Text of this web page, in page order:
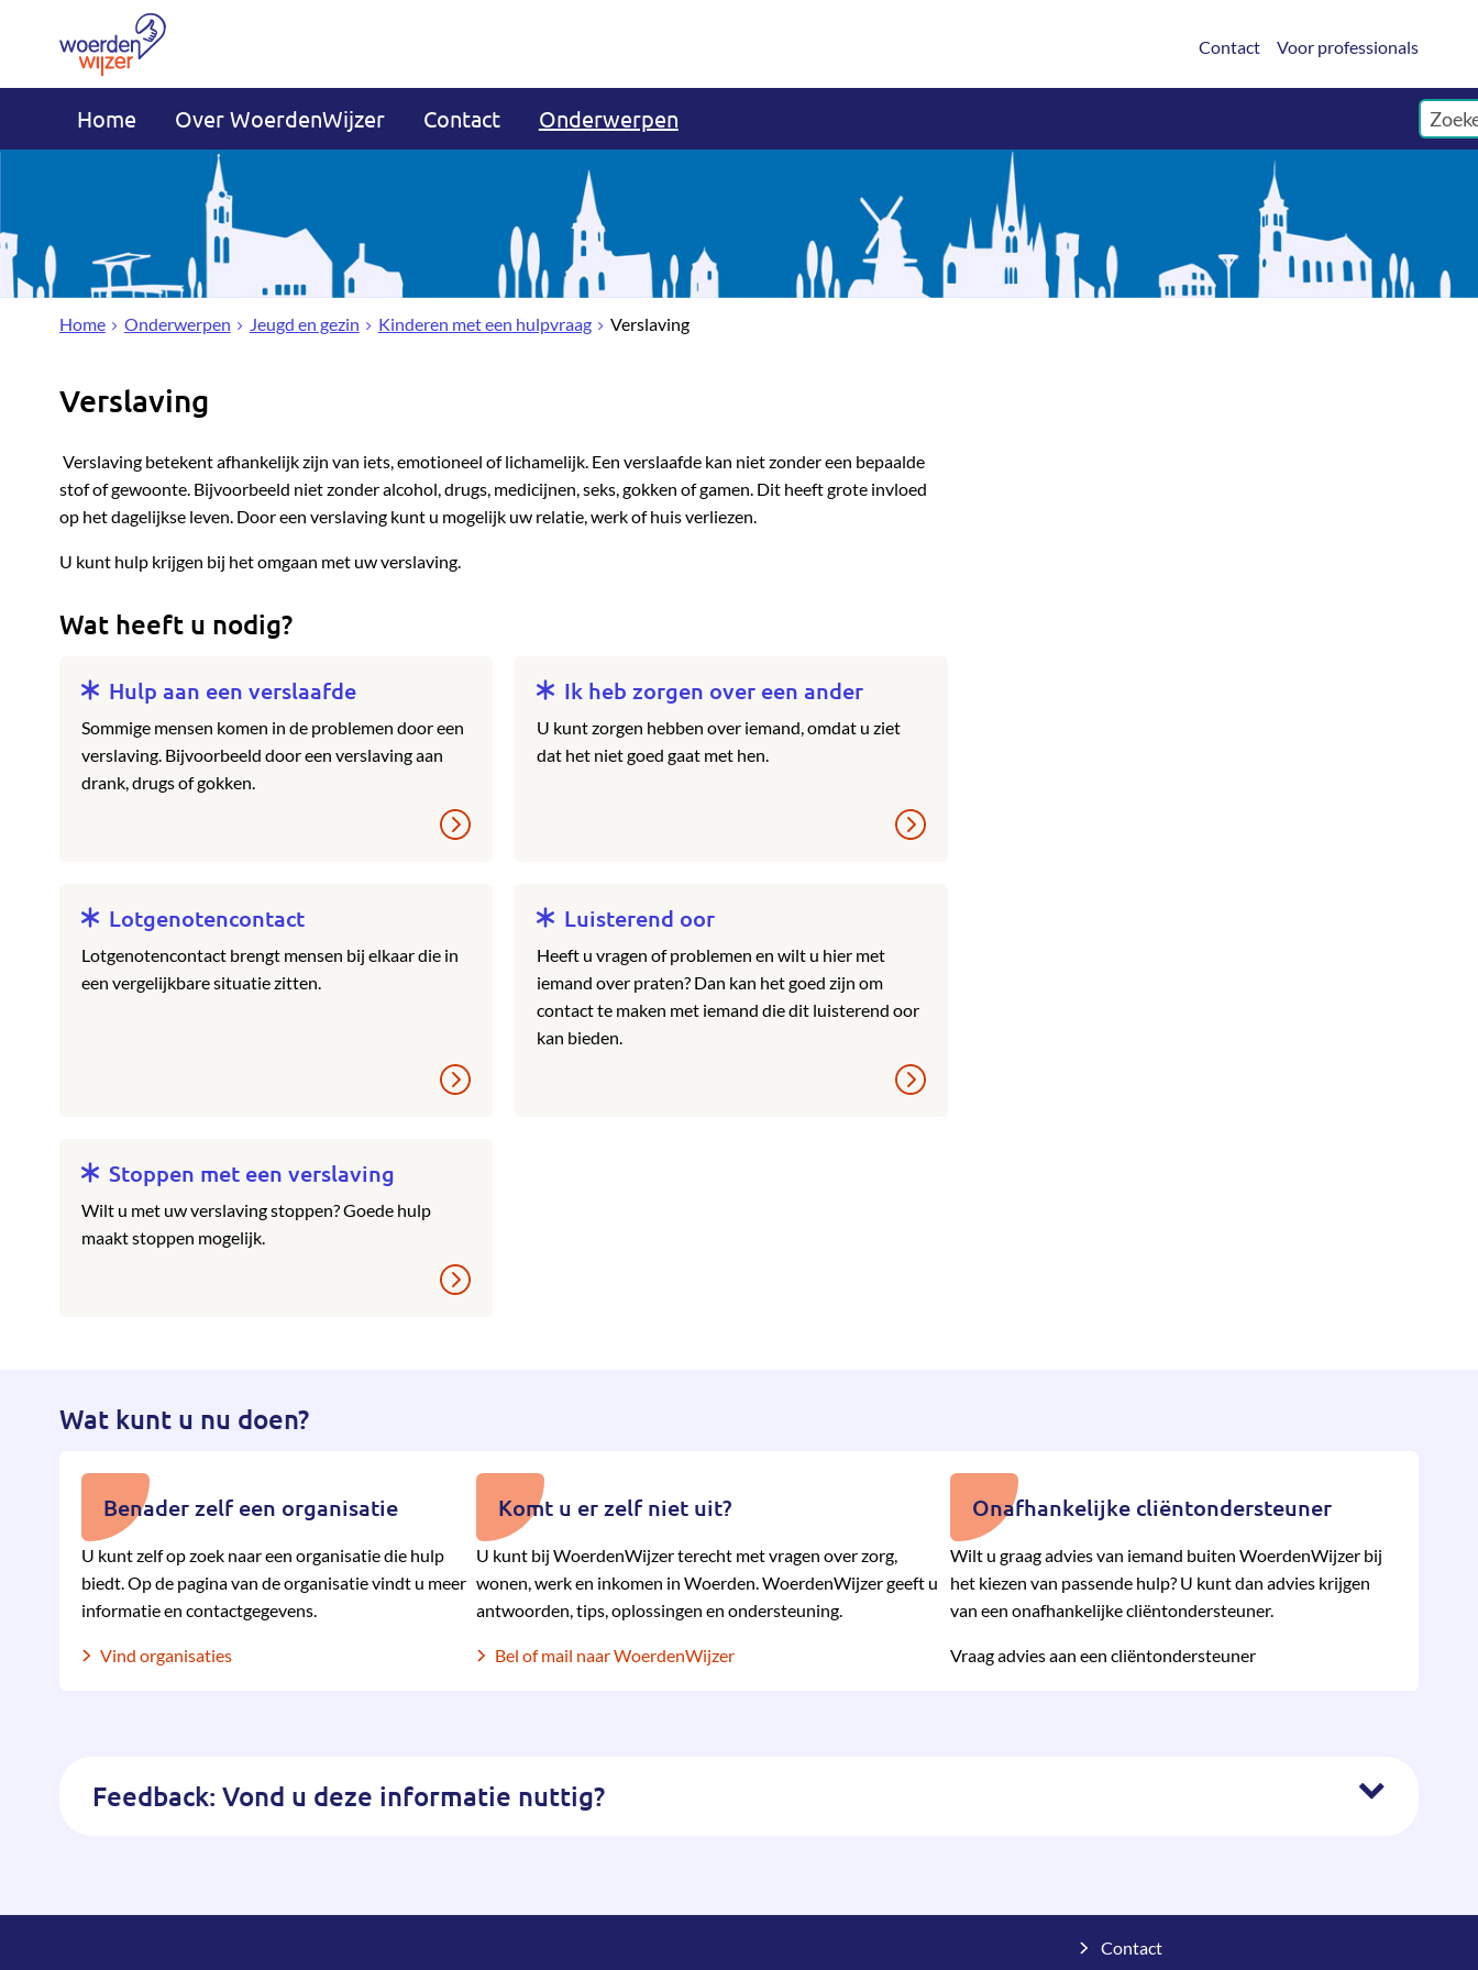
Contact Voor professionals
Home Over WoerdenWijzer Contact Onderwerpen
Home Onderwerpen Jeugd en gezin Kinderen met een hulpvraag Verslaving
Verslaving
Verslaving betekent afhankelijk zijn van iets, emotioneel of lichamelijk. Een verslaafde kan niet zonder een bepaalde
stof of gewoonte. Bijvoorbeeld niet zonder alcohol, drugs, medicijnen, seks, gokken of gamen. Dit heeft grote invloed
op het dagelijkse leven. Door een verslaving kunt u mogelijk uw relatie, werk of huis verliezen.
U kunt hulp krijgen bij het omgaan met uw verslaving.
Wat heeft u nodig?
Hulp aan een verslaafde
Sommige mensen komen in de problemen door een
verslaving. Bijvoorbeeld door een verslaving aan
drank, drugs of gokken.
Ik heb zorgen over een ander
U kunt zorgen hebben over iemand, omdat u ziet
dat het niet goed gaat met hen.
Lotgenotencontact
Lotgenotencontact brengt mensen bij elkaar die in
een vergelijkbare situatie zitten.
Luisterend oor
Heeft u vragen of problemen en wilt u hier met
iemand over praten? Dan kan het goed zijn om
contact te maken met iemand die dit luisterend oor
kan bieden.
Stoppen met een verslaving
Wilt u met uw verslaving stoppen? Goede hulp
maakt stoppen mogelijk.
Wat kunt u nu doen?
Benader zelf een organisatie
U kunt zelf op zoek naar een organisatie die hulp
biedt. Op de pagina van de organisatie vindt u meer
informatie en contactgegevens.
Vind organisaties
Komt u er zelf niet uit?
U kunt bij WoerdenWijzer terecht met vragen over zorg,
wonen, werk en inkomen in Woerden. WoerdenWijzer geeft u
antwoorden, tips, oplossingen en ondersteuning.
Bel of mail naar WoerdenWijzer
Onafhankelijke cliëntondersteuner
Wilt u graag advies van iemand buiten WoerdenWijzer bij
het kiezen van pas­sende hulp? U kunt dan advies krijgen
van een onafhan­kelijke cliënt­onder­steuner.
Vraag advies aan een cliëntondersteuner
Feedback: Vond u deze informatie nuttig?
Contact